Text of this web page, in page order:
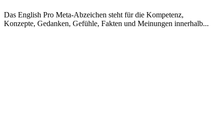
Das English Pro Meta-Abzeichen steht für die Kompetenz,
Konzepte, Gedanken, Gefühle, Fakten und Meinungen innerhalb...